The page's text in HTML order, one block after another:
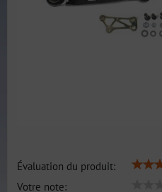
Évaluation du produit:
Votre note: